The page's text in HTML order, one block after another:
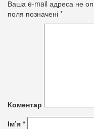
Ваша e-mail адреса не
поля позначені *
Коментар
Ім’я *